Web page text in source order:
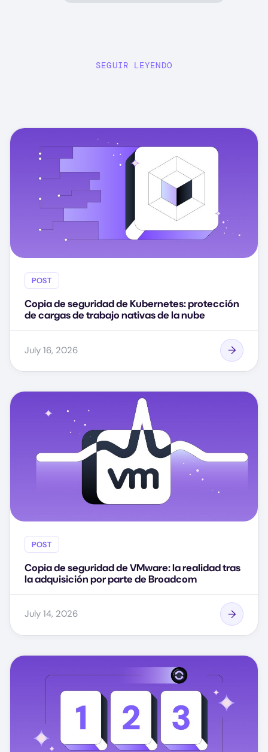
SEGUIR LEYENDO
POST
Copia de seguridad de Kubernetes: protección
de cargas de trabajo nativas de la nube
July 16, 2026
POST
Copia de seguridad de VMware: la realidad tras
la adquisición por parte de Broadcom
July 14, 2026